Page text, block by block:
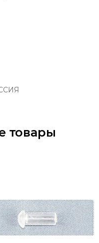
товары